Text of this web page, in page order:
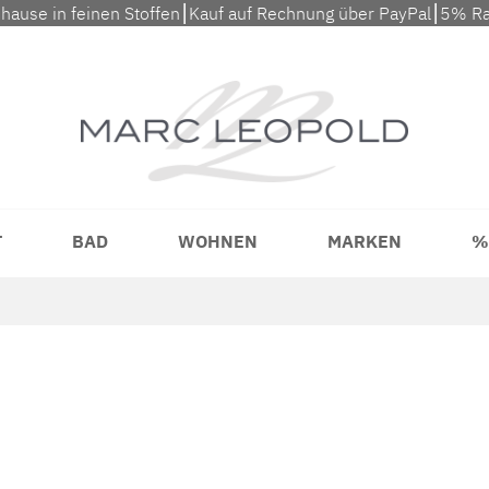
in feinen Stoffen⎮Kauf auf Rechnung über PayPal⎮5%
BAD WOHNEN MARKEN